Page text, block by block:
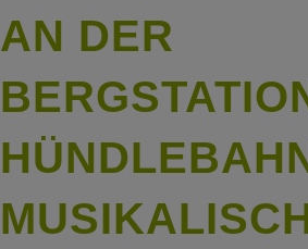
AN DER